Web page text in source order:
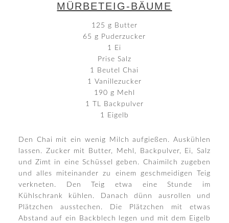
MÜRBETEIG-BÄUME
125 g Butter
65 g Puderzucker
1 Ei
Prise Salz
1 Beutel Chai
1 Vanillezucker
190 g Mehl
1 TL Backpulver
1 Eigelb
Den Chai mit ein wenig Milch aufgießen. Auskühlen
lassen. Zucker mit Butter, Mehl, Backpulver, Ei, Salz
und Zimt in eine Schüssel geben. Chaimilch zugeben
und alles miteinander zu einem geschmeidigen Teig
verkneten. Den Teig etwa eine Stunde im
Kühlschrank kühlen. Danach dünn ausrollen und
Plätzchen ausstechen. Die Plätzchen mit etwas
Abstand auf ein Backblech legen und mit dem Eigelb